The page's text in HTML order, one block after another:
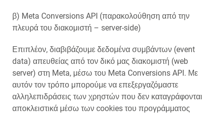
β) Meta Conversions API (παρακολούθηση από την
πλευρά του διακομιστή – server-side)
Επιπλέον, διαβιβάζουμε δεδομένα συμβάντων (event
data) απευθείας από τον δικό μας διακομιστή (web
server) στη Meta, μέσω του Meta Conversions API. Με
αυτόν τον τρόπο μπορούμε να επεξεργαζόμαστε
αλληλεπιδράσεις των χρηστών που δεν καταγράφονται
αποκλειστικά μέσω των cookies του προγράμματος